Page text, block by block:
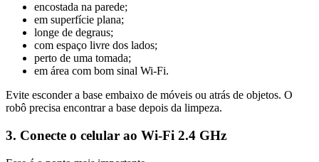
encostada na parede;
em superfície plana;
longe de degraus;
com espaço livre dos lados;
perto de uma tomada;
em área com bom sinal Wi-Fi.
Evite esconder a base embaixo de móveis ou atrás de objetos. O
robô precisa encontrar a base depois da limpeza.
3. Conecte o celular ao Wi-Fi 2.4 GHz